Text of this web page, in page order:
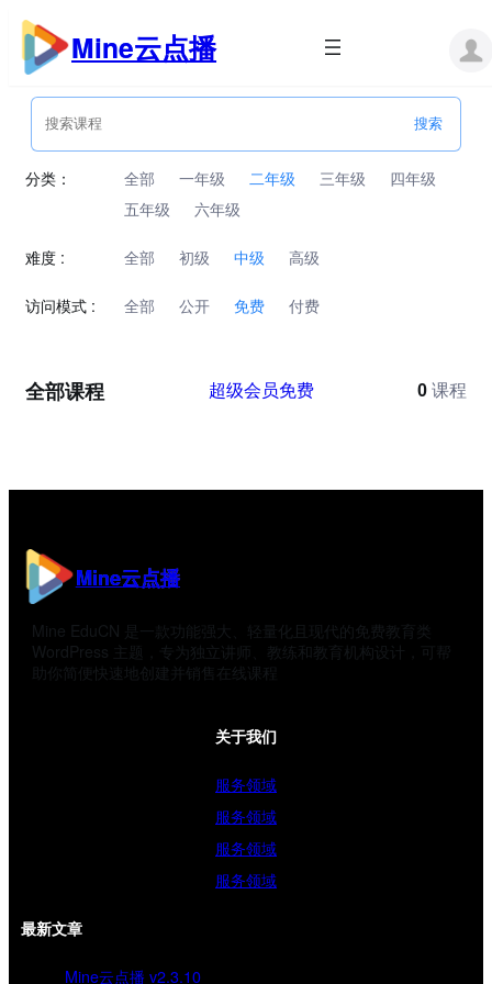
跳
内
Mine云点播
分类： 全部 一年级 二年级 三年级
四年级
五年级
六年级
难度 : 全部 初级 中级 高级
访问模式 : 全部 公开 免费 付费
全部课程 超级会员免费 0 课程
Mine云点播
Mine EduCN 是一款功能强大、轻量化且现代的免费教育类
WordPress 主题，专为独立讲师、教练和教育机构设计，可帮
助你简便快速地创建并销售在线课程
关于我们
服务领域
服务领域
服务领域
服务领域
最新文章
Mine云点播 v2.3.10